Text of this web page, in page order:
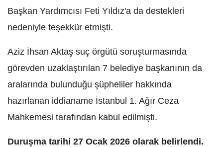
Başkan Yardımcısı Feti Yıldız'a da destekleri
nedeniyle teşekkür etmişti.
Aziz İhsan Aktaş suç örgütü soruşturmasında
görevden uzaklaştırılan 7 belediye başkanının da
aralarında bulunduğu şüpheliler hakkında
hazırlanan iddianame İstanbul 1. Ağır Ceza
Mahkemesi tarafından kabul edilmişti.
Duruşma tarihi 27 Ocak 2026 olarak belirlendi.